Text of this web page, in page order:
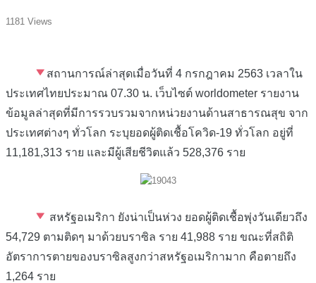
1181 Views
สถานการณ์ล่าสุดเมื่อวันที่ 4 กรกฎาคม 2563 เวลาใน
ประเทศไทยประมาณ 07.30 น. เว็บไซต์ worldometer รายงาน
ข้อมูลล่าสุดที่มีการรวบรวมจากหน่วยงานด้านสาธารณสุข จาก
ประเทศต่างๆ ทั่วโลก ระบุยอดผู้ติดเชื้อโควิด-19 ทั่วโลก อยู่ที่
11,181,313 ราย และมีผู้เสียชีวิตแล้ว 528,376 ราย
สหรัฐอเมริกา ยังน่าเป็นห่วง ยอดผู้ติดเชื้อพุ่งวันเดียวถึง
54,729 ตามติดๆ มาด้วยบราซิล ราย 41,988 ราย ขณะที่สถิติ
อัตราการตายของบราซิลสูงกว่าสหรัฐอเมริกามาก คือตายถึง
1,264 ราย